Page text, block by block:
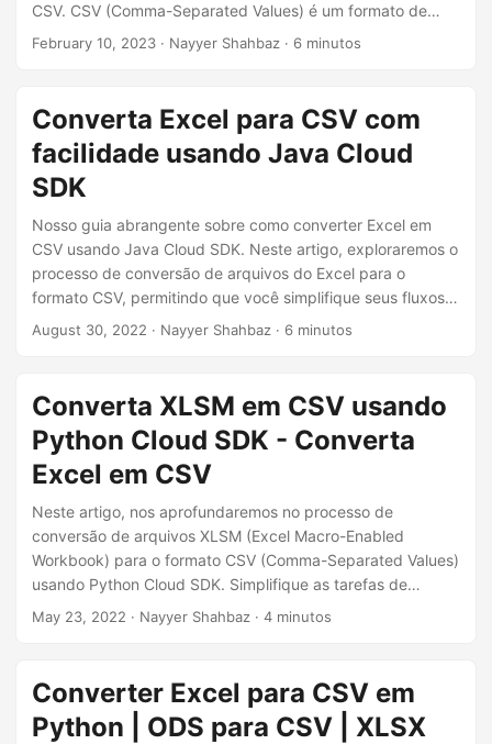
CSV. CSV (Comma-Separated Values) é um formato de
arquivo popular compatível com uma ampla variedade de
dados. Vamos mostrar a você os detalhes de como usar C#
para converter planilhas Excel XLS/XLSX em formato CSV,
para que você possa acessar seus dados com mais
facilidade e compartilhá-los mais amplamente.
February 10, 2023 · Nayyer Shahbaz · 6 minutos
Converta Excel para CSV com
facilidade usando Java Cloud
SDK
Nosso guia abrangente sobre como converter Excel em
CSV usando Java Cloud SDK. Neste artigo, exploraremos o
processo de conversão de arquivos do Excel para o
formato CSV, permitindo que você simplifique seus fluxos
de trabalho de processamento de dados e garanta a
para um sistema diferente, este guia fornecerá as etapas
necessárias para realizar a conversão de Excel para CSV.
August 30, 2022 · Nayyer Shahbaz · 6 minutos
Converta XLSM em CSV usando
Python Cloud SDK - Converta
Excel em CSV
Neste artigo, nos aprofundaremos no processo de
conversão de arquivos XLSM (Excel Macro-Enabled
Workbook) para o formato CSV (Comma-Separated Values)
usando Python Cloud SDK. Simplifique as tarefas de
processamento de dados convertendo Excel em CSV em
May 23, 2022 · Nayyer Shahbaz · 4 minutos
Converter Excel para CSV em
Python | ODS para CSV | XLSX